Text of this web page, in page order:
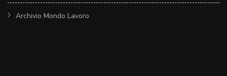
Archivio Mondo Lavoro